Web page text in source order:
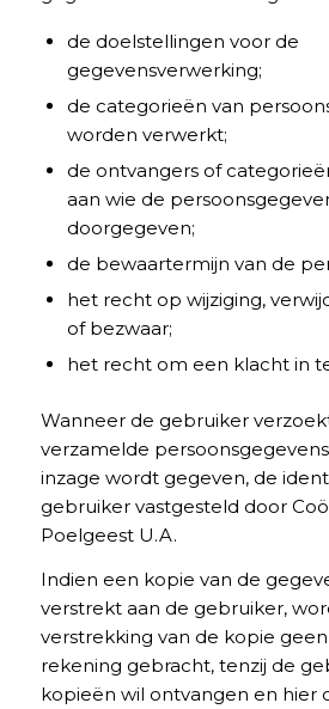
de doelstellingen voor de
gegevensverwerking;
de categorieën van
worden verwerkt;
de ontvangers of
aan wie de
doorgegeven;
de bewaartermijn van de
het recht op wijziging,
of bezwaar;
het recht om een klacht in
Wanneer de gebruiker
verzamelde
inzage wordt gegeven, de
gebruiker vastgesteld door
Poelgeest U.A.
Indien een kopie van de
verstrekt aan de gebruiker,
verstrekking van de kopie
rekening gebracht, tenzij de
kopieën wil ontvangen en hier